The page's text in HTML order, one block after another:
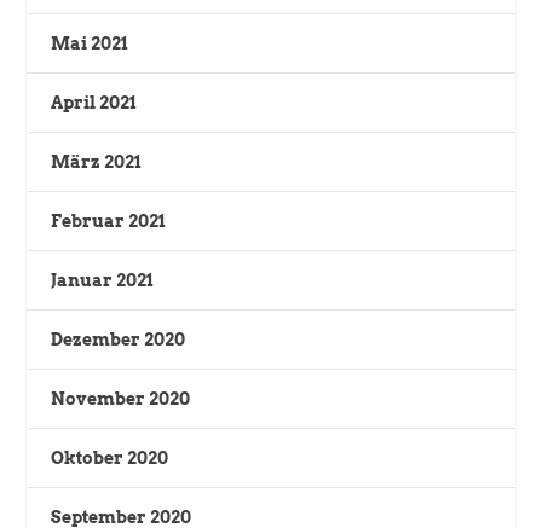
Mai 2021
April 2021
März 2021
Februar 2021
Januar 2021
Dezember 2020
November 2020
Oktober 2020
September 2020